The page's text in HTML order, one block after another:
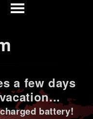
a few days
battery!